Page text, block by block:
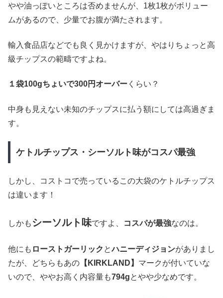
やや油っぽいところは否めませんが、1枚1枚がボリュー
ムがあるので、少量でお腹が満たされます。
輸入食品店などでも良く見かけますが、やはりちょっと高
級チップスの範疇ですよね。
１袋100gちょいで300円オーバー くらい？
中身も見えない未知のチップスに払う額にしては高過ぎま
す。
ケトルチップス・シーソルト味がコスパ最強
しかし、コストコで売っているこの大袋のケトルチップス
は違います！
しかも シーソルト味ですよ、 コスパが最強なのは。
他にも ローストガーリック とハニーディジョンがありまし
たが、どちらもあの 【KIRKLAND】 マークが付いていな
いので、ややお高く内容量も794gとやや少なめです。